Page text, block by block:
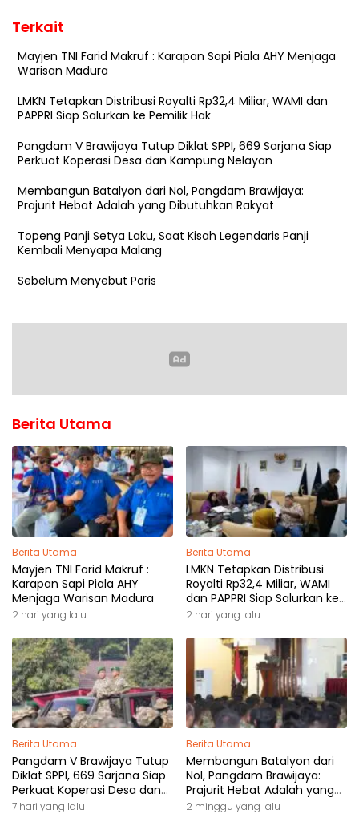
Terkait
Mayjen TNI Farid Makruf : Karapan Sapi Piala AHY Menjaga
Warisan Madura
LMKN Tetapkan Distribusi Royalti Rp32,4 Miliar, WAMI dan
PAPPRI Siap Salurkan ke Pemilik Hak
Pangdam V Brawijaya Tutup Diklat SPPI, 669 Sarjana Siap
Perkuat Koperasi Desa dan Kampung Nelayan
Membangun Batalyon dari Nol, Pangdam Brawijaya:
Prajurit Hebat Adalah yang Dibutuhkan Rakyat
Topeng Panji Setya Laku, Saat Kisah Legendaris Panji
Kembali Menyapa Malang
Sebelum Menyebut Paris
Berita Utama
Berita Utama
Mayjen TNI Farid Makruf :
Karapan Sapi Piala AHY
Menjaga Warisan Madura
2 hari yang lalu
Berita Utama
LMKN Tetapkan Distribusi
Royalti Rp32,4 Miliar, WAMI
dan PAPPRI Siap Salurkan ke
Pemilik Hak
2 hari yang lalu
Berita Utama
Pangdam V Brawijaya Tutup
Diklat SPPI, 669 Sarjana Siap
Perkuat Koperasi Desa dan
Kampung Nelayan
7 hari yang lalu
Berita Utama
Membangun Batalyon dari
Nol, Pangdam Brawijaya:
Prajurit Hebat Adalah yang
Dibutuhkan Rakyat
2 minggu yang lalu